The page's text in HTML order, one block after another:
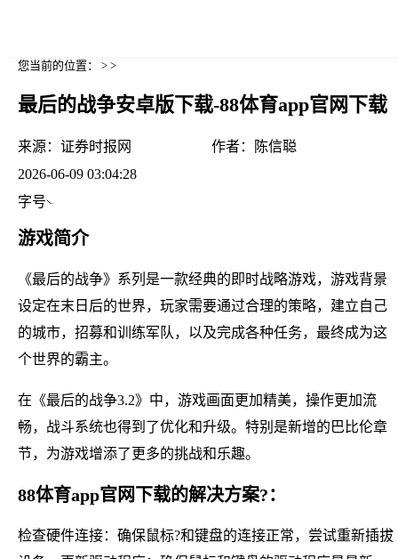
您当前的位置： > >
最后的战争安卓版下载-88体育app官网下载
来源： 证券时报网 作者：
陈信聪
2026-06-09 03:04:28
字号
游戏简介
《最后的战争》系列是一款经典的即时战略游戏，游戏背景
设定在末日后的世界，玩家需要通过合理的策略，建立自己
的城市，招募和训练军队，以及完成各种任务，最终成为这
个世界的霸主。
在《最后的战争3.2》中，游戏画面更加精美，操作更加流
畅，战斗系统也得到了优化和升级。特别是新增的巴比伦章
节，为游戏增添了更多的挑战和乐趣。
88体育app官网下载的解决方案?：
检查硬件连接：确保鼠标?和键盘的连接正常，尝试重新插拔